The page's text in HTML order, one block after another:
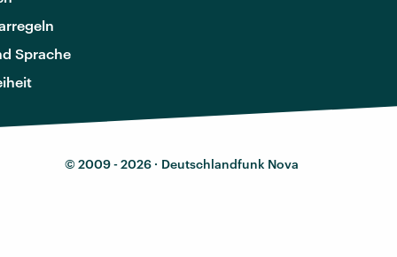
Sprache
© 2009 - 2026 · Deutschlandfunk Nova